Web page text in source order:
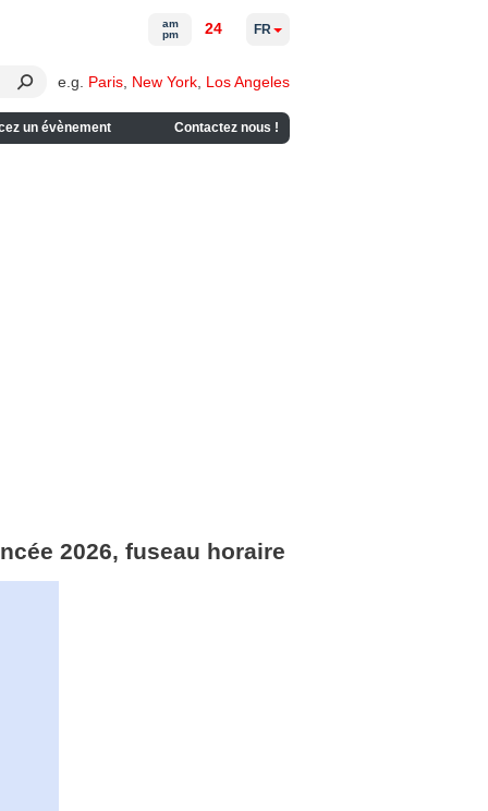
e.g. Paris New York Los Angeles
un évènement Contactez nous !
am
pm
24 FR
2026, fuseau horaire